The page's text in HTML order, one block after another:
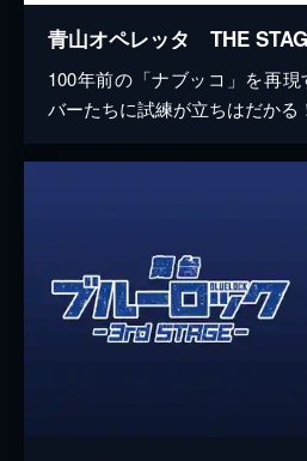
100年前の「ナブッコ」を再
バーたちに試練が立ちはだかる